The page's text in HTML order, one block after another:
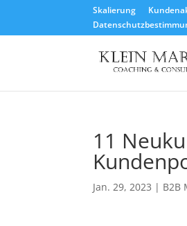
Skalierung
11
Jan. 29, 2023 | B2B